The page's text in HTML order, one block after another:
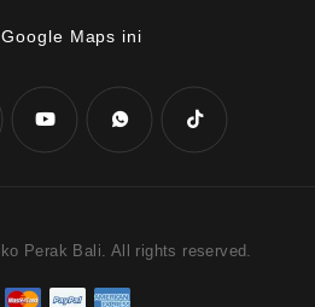
Maps ini
Perak Bali. All rights reserved.